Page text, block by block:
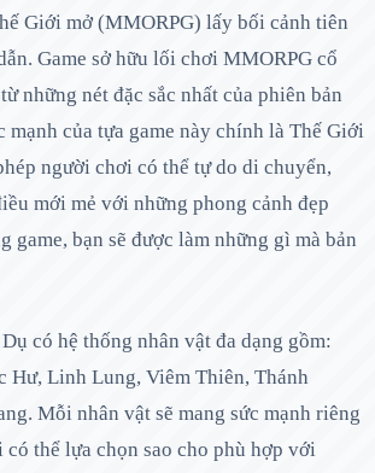
Giới mở (MMORPG) lấy bối cảnh tiên
Game sở hữu lối chơi MMORPG cổ
những nét đặc sắc nhất của phiên bản
mạnh của tựa game này chính là Thế Giới
người chơi có thể tự do di chuyển,
mới mẻ với những phong cảnh đẹp
game, bạn sẽ được làm những gì mà bản
có hệ thống nhân vật đa dạng gồm:
Hư, Linh Lung, Viêm Thiên, Thánh
Mỗi nhân vật sẽ mang sức mạnh riêng
thể lựa chọn sao cho phù hợp với